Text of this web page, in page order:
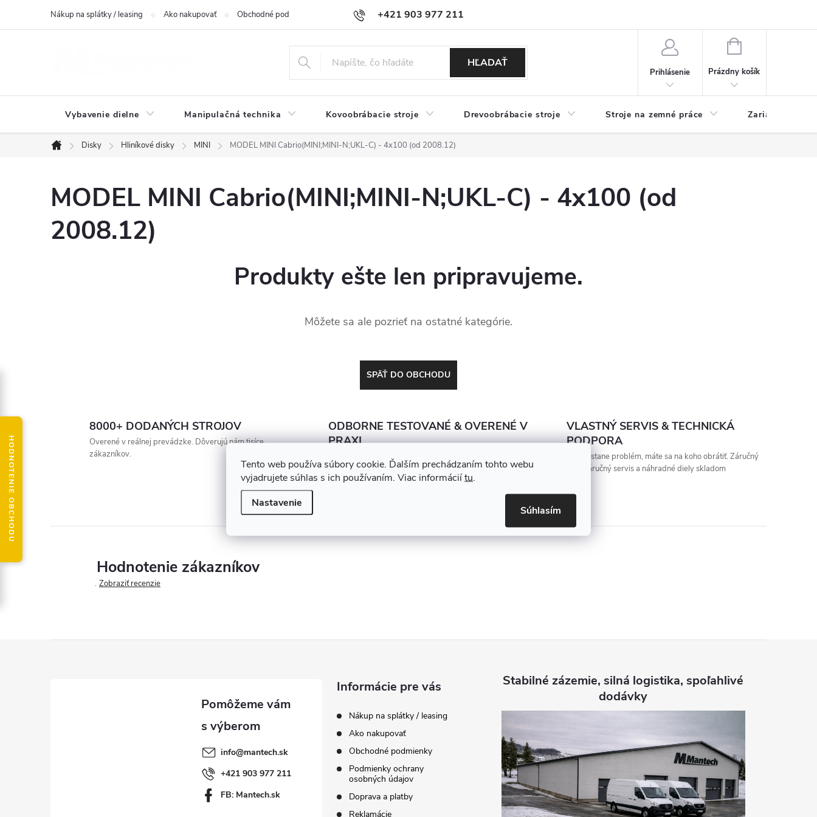
Tento web používa súbory cookie. Ďalším prechádzaním tohto webu
vyjadrujete súhlas s ich používaním. Viac informáciítu.
Nastavenie
Súhlasím
+421 903 977 211
Nákup na splátky / leasing Ako nakupovať Obchodné podmienky Podmienky ochrany osobných údajov
HĽADAŤ
Prihlásenie
NÁKUPNÝ
Prázdny košík
Vybavenie dielne Manipulačná technika Kovoobrábacie stroje Drevoobrábacie stroje Stroje na zemné práce Zariadenia na
Domov
Disky Hliníkové disky MINI MODEL MINI Cabrio(MINI;MINI-N;UKL-C) - 4x100 (od 2008.12)
MODEL MINI Cabrio(MINI;MINI-N;UKL-C) - 4x100 (od
2008.12)
Produkty ešte len pripravujeme.
Môžete sa ale pozrieť na ostatné kategórie.
SPÄŤ DO OBCHODU
8000+ DODANÝCH STROJOV
Overené v reálnej prevádzke. Dôverujú nám tisíce
zákazníkov.
ODBORNE TESTOVANÉ & OVERENÉ V
PRAXI
Predávame len to, čo by sme dali do vlastnej dielne.
Každý produkt porovnávame a vyberáme tak, aby
vydržal, zarábal a nesklamal
VLASTNÝ SERVIS & TECHNICKÁ
PODPORA
Keď nastane problém, máte sa na koho obrátiť. Záručný
aj pozáručný servis a náhradné diely skladom
Hodnotenie zákazníkov
Zobraziť recenzie
info@mantech.sk
+421 903 977 211
FB: Mantech.sk
Informácie pre vás
Nákup na splátky / leasing
Ako nakupovať
Obchodné podmienky
Podmienky ochrany
osobných údajov
Doprava a platby
Reklamácie
Stabilné zázemie, silná logistika, spoľahlivé
dodávky
HODNOTENIE OBCHODU